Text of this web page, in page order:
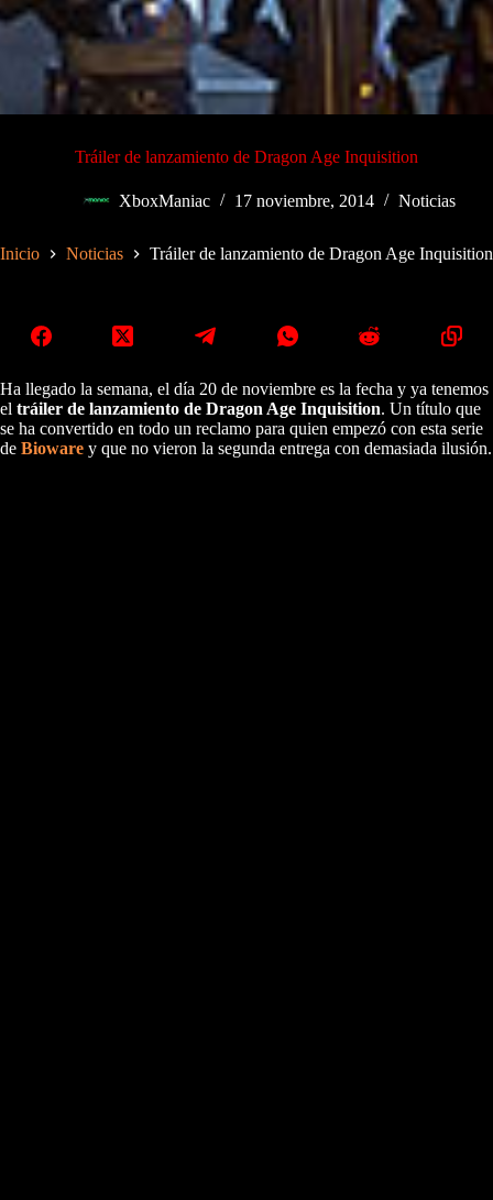
Tráiler de lanzamiento de Dragon Age Inquisition
XboxManiac 17 noviembre, 2014 Noticias
Inicio Noticias Tráiler de lanzamiento de Dragon Age Inquisition
Ha llegado la semana, el día 20 de noviembre es la fecha y ya tenemos
el tráiler de lanzamiento de Dragon Age Inquisition. Un título que
se ha convertido en todo un reclamo para quien empezó con esta serie
de Bioware y que no vieron la segunda entrega con demasiada ilusión.